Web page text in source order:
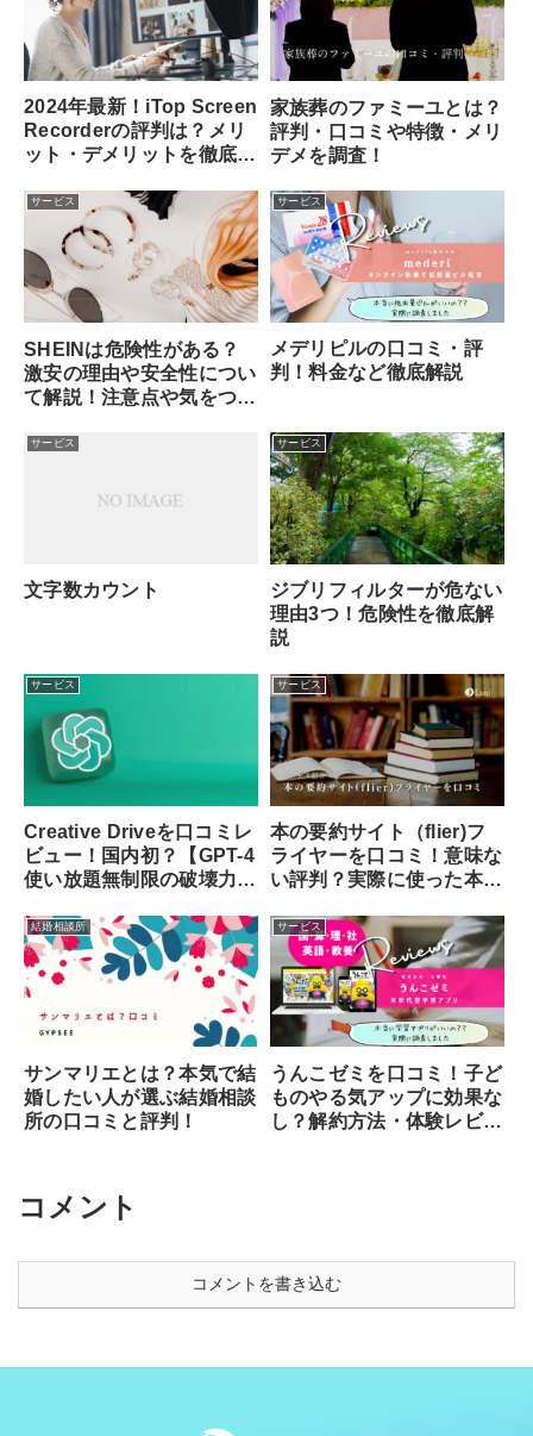
2024年最新！iTop Screen
Recorderの評判は？メリ
ット・デメリットを徹底解
家族葬のファミーユとは？
評判・口コミや特徴・メリ
デメを調査！
サービス
SHEINは危険性がある？
激安の理由や安全性につい
て解説！注意点や気をつけ
サービス
メデリピルの口コミ・評
判！料金など徹底解説
サービス
文字数カウント
サービス
ジブリフィルターが危ない
理由3つ！危険性を徹底解
説
サービス
Creative Driveを口コミレ
ビュー！国内初？【GPT-4
使い放題無制限の破壊力が
サービス
本の要約サイト（flier)フ
ライヤーを口コミ！意味な
い評判？実際に使った本音
結婚相談所
サンマリエとは？本気で結
婚したい人が選ぶ結婚相談
所の口コミと評判！
サービス
うんこゼミを口コミ！子ど
ものやる気アップに効果な
し？解約方法・体験レビュ
コメント
コメントを書き込む